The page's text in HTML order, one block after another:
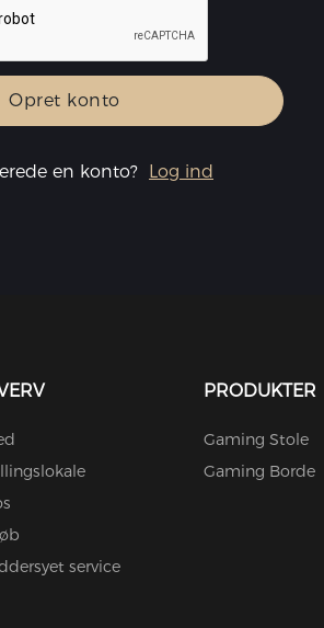
en konto? Log ind
service
PRODUKTER
Gaming Stole
Gaming Borde